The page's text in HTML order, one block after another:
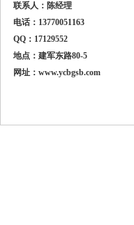
联系人：陈经理
电话：13770051163
QQ：17129552
地点：建军东路80-5
网址： www.ycbgsb.com